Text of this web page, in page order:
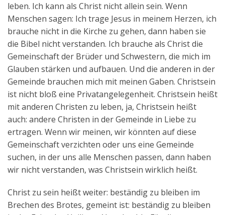
leben. Ich kann als Christ nicht allein sein. Wenn
Menschen sagen: Ich trage Jesus in meinem Herzen, ich
brauche nicht in die Kirche zu gehen, dann haben sie
die Bibel nicht verstanden. Ich brauche als Christ die
Gemeinschaft der Brüder und Schwestern, die mich im
Glauben stärken und aufbauen. Und die anderen in der
Gemeinde brauchen mich mit meinen Gaben. Christsein
ist nicht bloß eine Privatangelegenheit. Christsein heißt
mit anderen Christen zu leben, ja, Christsein heißt
auch: andere Christen in der Gemeinde in Liebe zu
ertragen. Wenn wir meinen, wir könnten auf diese
Gemeinschaft verzichten oder uns eine Gemeinde
suchen, in der uns alle Menschen passen, dann haben
wir nicht verstanden, was Christsein wirklich heißt.
Christ zu sein heißt weiter: beständig zu bleiben im
Brechen des Brotes, gemeint ist: beständig zu bleiben